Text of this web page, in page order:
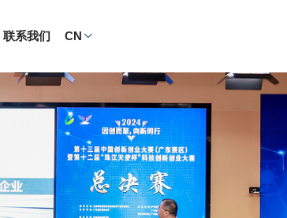
联系我们 CN